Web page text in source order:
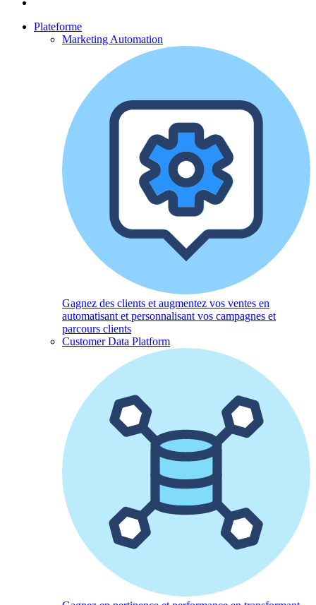
Plateforme
Marketing Automation
Gagnez des clients et augmentez vos ventes en
automatisant et personnalisant vos campagnes et
parcours clients
Customer Data Platform